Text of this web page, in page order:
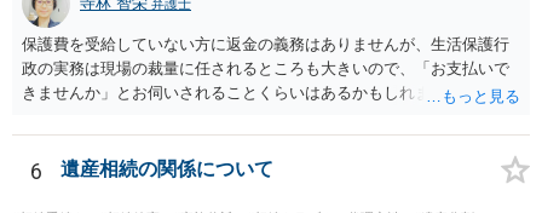
弁護士
保護費を受給していない方に返金の義務はありませんが、生活保護行
政の実務は現場の裁量に任されるところも大きいので、「お支払いで
きませんか」とお伺いされることくらいはあるかもしれません。 通報
考えてご判断いただくのが良いと思います。
6 遺産相続の関係について